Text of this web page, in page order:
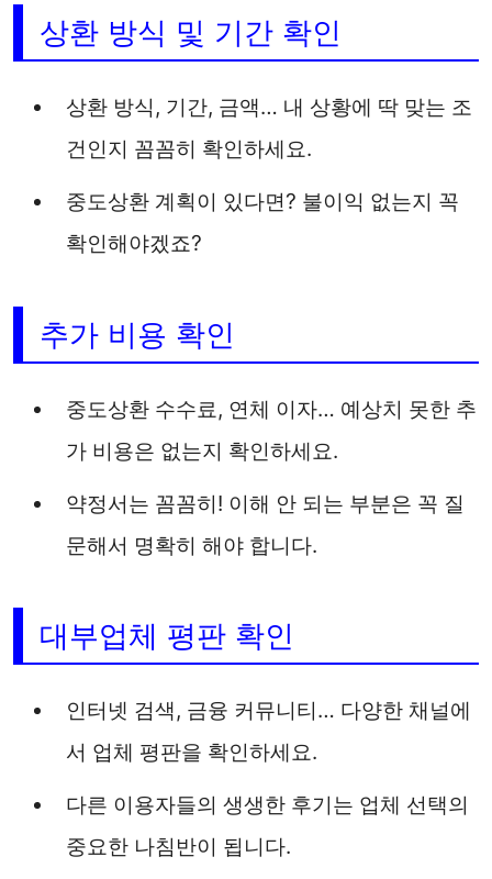
상환 방식 및 기간 확인
상환 방식, 기간, 금액… 내 상황에 딱 맞는 조
건인지 꼼꼼히 확인하세요.
중도상환 계획이 있다면? 불이익 없는지 꼭
확인해야겠죠?
추가 비용 확인
중도상환 수수료, 연체 이자… 예상치 못한 추
가 비용은 없는지 확인하세요.
약정서는 꼼꼼히! 이해 안 되는 부분은 꼭 질
문해서 명확히 해야 합니다.
대부업체 평판 확인
인터넷 검색, 금융 커뮤니티… 다양한 채널에
서 업체 평판을 확인하세요.
다른 이용자들의 생생한 후기는 업체 선택의
중요한 나침반이 됩니다.